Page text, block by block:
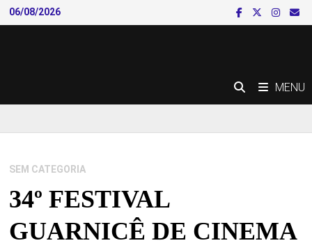
Skip
to
06/08/2026
MENU
SEM CATEGORIA
34º FESTIVAL
GUARNICÊ DE CINEMA